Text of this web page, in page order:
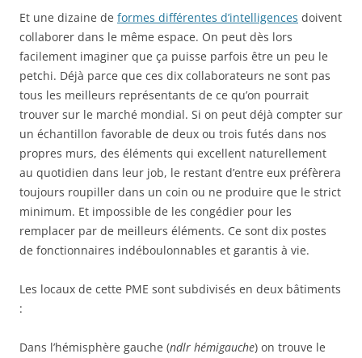
Et une dizaine de formes différentes d’intelligences doivent
collaborer dans le même espace. On peut dès lors
facilement imaginer que ça puisse parfois être un peu le
petchi. Déjà parce que ces dix collaborateurs ne sont pas
tous les meilleurs représentants de ce qu’on pourrait
trouver sur le marché mondial. Si on peut déjà compter sur
un échantillon favorable de deux ou trois futés dans nos
propres murs, des éléments qui excellent naturellement
au quotidien dans leur job, le restant d’entre eux préfèrera
toujours roupiller dans un coin ou ne produire que le strict
minimum. Et impossible de les congédier pour les
remplacer par de meilleurs éléments. Ce sont dix postes
de fonctionnaires indéboulonnables et garantis à vie.
Les locaux de cette PME sont subdivisés en deux bâtiments
:
Dans l’hémisphère gauche (ndlr hémigauche) on trouve le